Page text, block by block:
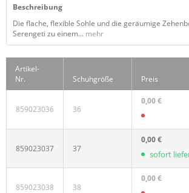
Beschreibung
Die flache, flexible Sohle und die geräumige
Serengeti zu einem... mehr
Artikel-
Nr.
Schuhgröße Preis
859023036 36
0,00 €
859023037 37
0,00 €
sofort
859023038 38
0,00 €